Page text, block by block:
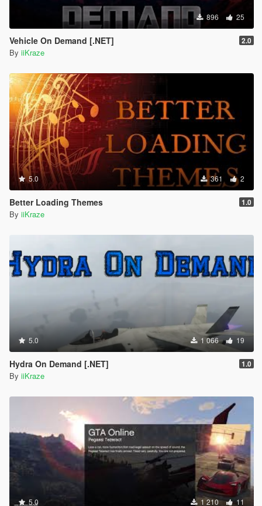
896 25
Vehicle On Demand [.NET] 2.0
By iiKraze
5.0 361 2
Better Loading Themes 1.0
By iiKraze
5.0 1 066 19
Hydra On Demand [.NET] 1.0
By iiKraze
5.0 1 210 11